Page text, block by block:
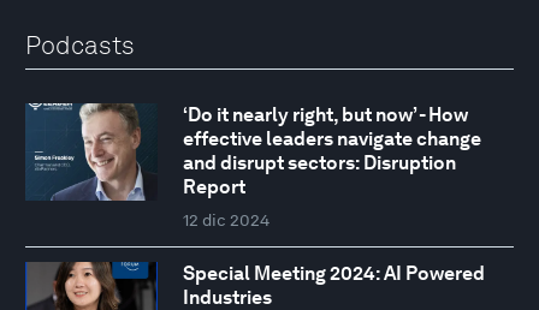
Podcasts
‘Do it nearly right, but now’ - How
effective leaders navigate change
and disrupt sectors: Disruption
Report
12 dic 2024
Special Meeting 2024: AI Powered
Industries